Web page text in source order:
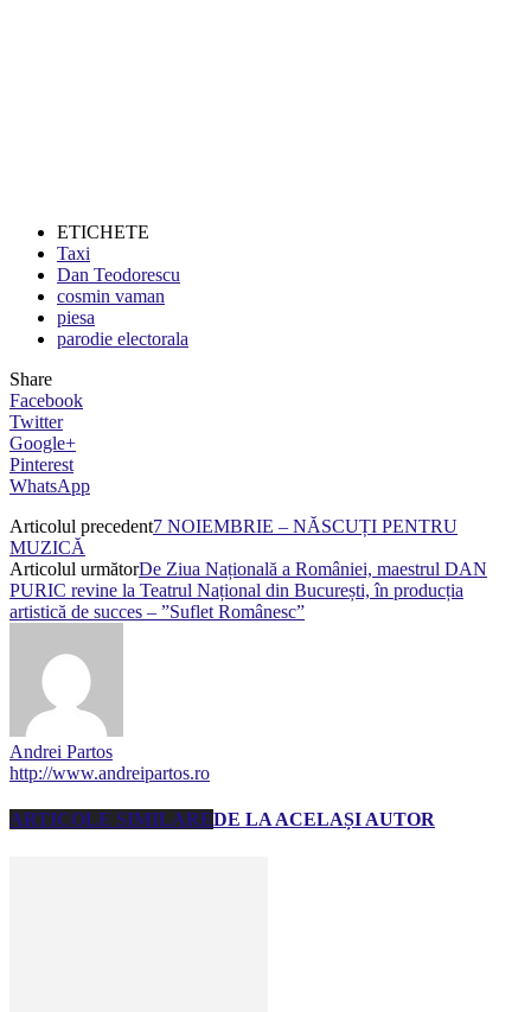
ETICHETE
Taxi
Dan Teodorescu
cosmin vaman
piesa
parodie electorala
Share
Facebook
Twitter
Google+
Pinterest
WhatsApp
Articolul precedent7 NOIEMBRIE – NĂSCUȚI PENTRU
MUZICĂ
Articolul următorDe Ziua Națională a României, maestrul DAN
PURIC revine la Teatrul Național din București, în producția
artistică de succes – ”Suflet Românesc”
Andrei Partos
http://www.andreipartos.ro
ARTICOLE SIMILAREDE LA ACELAȘI AUTOR